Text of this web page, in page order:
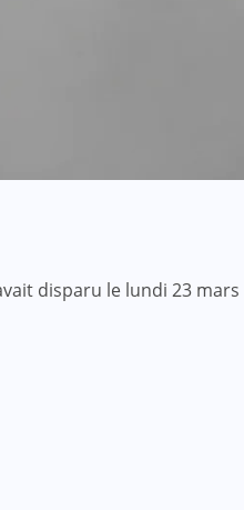
disparu le lundi 23 mars